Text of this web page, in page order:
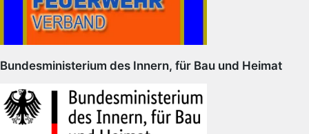
Bundesministerium des Innern, für Bau und Heimat